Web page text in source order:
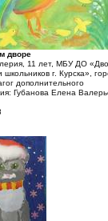
дворе
11 лет, МБУ ДО
школьников г. Курска»,
дополнительного
Губанова Елена